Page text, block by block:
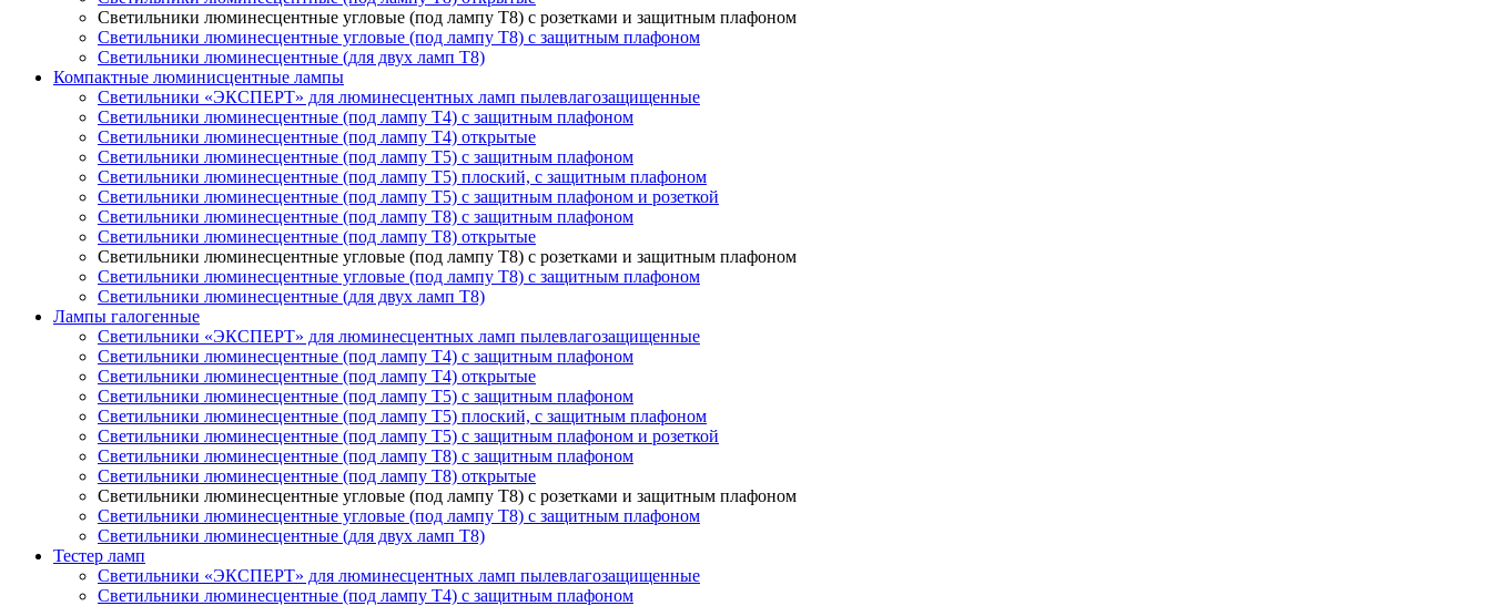
Светильники люминесцентные угловые (под лампу T8) с розетками и защитным плафоном
Светильники люминесцентные угловые (под лампу T8) с защитным плафоном
Светильники люминесцентные (для двух ламп T8)
Компактные люминисцентные лампы
Светильники «ЭКСПЕРТ» для люминесцентных ламп пылевлагозащищенные
Светильники люминесцентные (под лампу Т4) с защитным плафоном
Светильники люминесцентные (под лампу Т4) открытые
Светильники люминесцентные (под лампу Т5) с защитным плафоном
Светильники люминесцентные (под лампу Т5) плоский, с защитным плафоном
Светильники люминесцентные (под лампу Т5) с защитным плафоном и розеткой
Светильники люминесцентные (под лампу T8) с защитным плафоном
Светильники люминесцентные (под лампу T8) открытые
Светильники люминесцентные угловые (под лампу T8) с розетками и защитным плафоном
Светильники люминесцентные угловые (под лампу T8) с защитным плафоном
Светильники люминесцентные (для двух ламп T8)
Лампы галогенные
Светильники «ЭКСПЕРТ» для люминесцентных ламп пылевлагозащищенные
Светильники люминесцентные (под лампу Т4) с защитным плафоном
Светильники люминесцентные (под лампу Т4) открытые
Светильники люминесцентные (под лампу Т5) с защитным плафоном
Светильники люминесцентные (под лампу Т5) плоский, с защитным плафоном
Светильники люминесцентные (под лампу Т5) с защитным плафоном и розеткой
Светильники люминесцентные (под лампу T8) с защитным плафоном
Светильники люминесцентные (под лампу T8) открытые
Светильники люминесцентные угловые (под лампу T8) с розетками и защитным плафоном
Светильники люминесцентные угловые (под лампу T8) с защитным плафоном
Светильники люминесцентные (для двух ламп T8)
Тестер ламп
Светильники «ЭКСПЕРТ» для люминесцентных ламп пылевлагозащищенные
Светильники люминесцентные (под лампу Т4) с защитным плафоном